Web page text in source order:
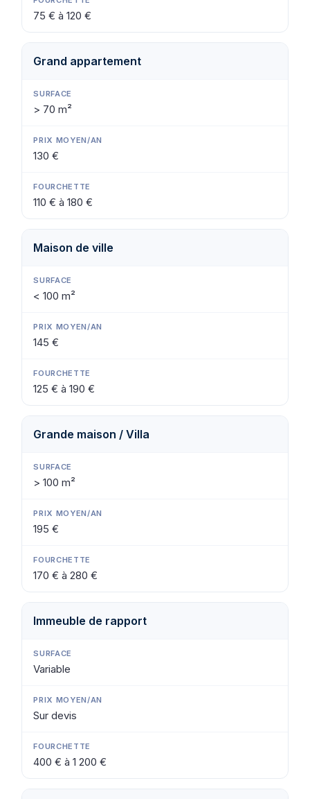
75 € à 120 €
Grand appartement
> 70 m²
130 €
110 € à 180 €
Maison de ville
< 100 m²
145 €
125 € à 190 €
Grande maison / Villa
> 100 m²
195 €
170 € à 280 €
Immeuble de rapport
Variable
Sur devis
400 € à 1 200 €